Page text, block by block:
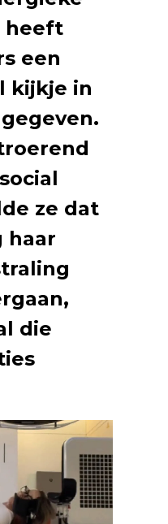
heeft
een
kijkje in
ze dat
haar
die